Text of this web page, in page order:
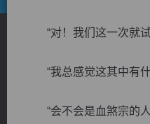
“对！我们这一次就试
“我总感觉这其中有什
“会不会是血煞宗的人